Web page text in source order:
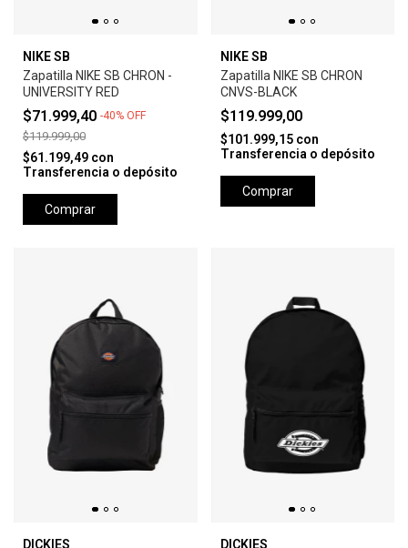
NIKE SB
Zapatilla NIKE SB CHRON -
UNIVERSITY RED
$71.999,40 -40% OFF
$119.999,00
$61.199,49 con
Transferencia o depósito
Comprar
NIKE SB
Zapatilla NIKE SB CHRON
CNVS-BLACK
$119.999,00
$101.999,15 con
Transferencia o depósito
Comprar
DICKIES
DICKIES